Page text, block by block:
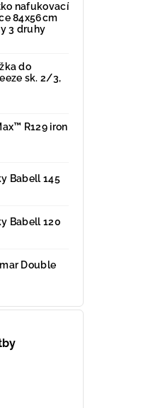
nafukovací
84x56cm
3 druhy
do
sk. 2/3,
R129 iron
Babell 145
Babell 120
Double